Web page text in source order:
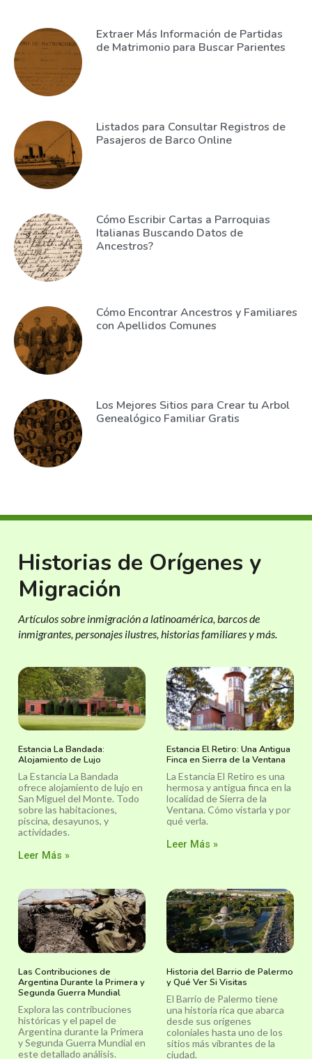
Extraer Más Información de Partidas
de Matrimonio para Buscar Parientes
Listados para Consultar Registros de
Pasajeros de Barco Online
Cómo Escribir Cartas a Parroquias
Italianas Buscando Datos de
Ancestros?
Cómo Encontrar Ancestros y Familiares
con Apellidos Comunes
Los Mejores Sitios para Crear tu Arbol
Genealógico Familiar Gratis
Historias de Orígenes y
Migración
Artículos sobre inmigración a latinoamérica, barcos de
inmigrantes, personajes ilustres, historias familiares y más.
Estancia La Bandada:
Alojamiento de Lujo
La Estancia La Bandada
ofrece alojamiento de lujo en
San Miguel del Monte. Todo
sobre las habitaciones,
piscina, desayunos, y
actividades.
Leer Más »
Estancia El Retiro: Una Antigua
Finca en Sierra de la Ventana
La Estancia El Retiro es una
hermosa y antigua finca en la
localidad de Sierra de la
Ventana. Cómo vistarla y por
qué verla.
Leer Más »
Las Contribuciones de
Argentina Durante la Primera y
Segunda Guerra Mundial
Explora las contribuciones
históricas y el papel de
Argentina durante la Primera
y Segunda Guerra Mundial en
este detallado análisis.
Historia del Barrio de Palermo
y Qué Ver Si Visitas
El Barrio de Palermo tiene
una historia rica que abarca
desde sus orígenes
coloniales hasta uno de los
sitios más vibrantes de la
ciudad.